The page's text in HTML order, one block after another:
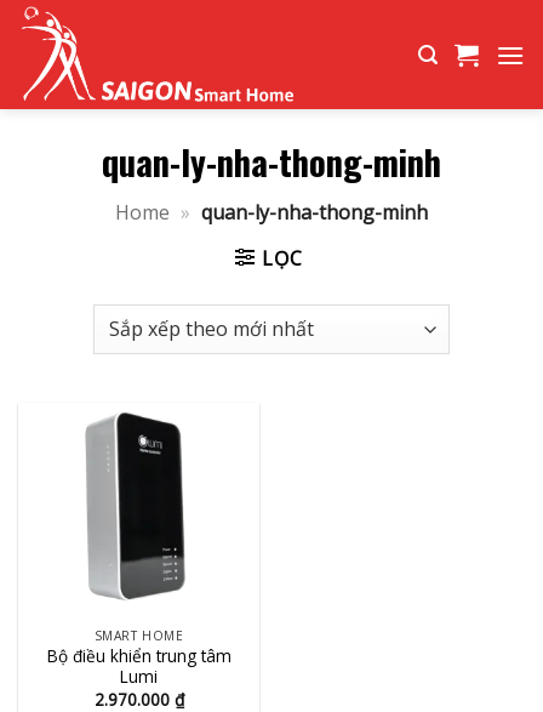
dung
quan-ly-nha-thong-minh
Home » quan-ly-nha-thong-minh
LỌC
SMART HOME
Bộ điều khiển trung tâm
Lumi
2.970.000 ₫